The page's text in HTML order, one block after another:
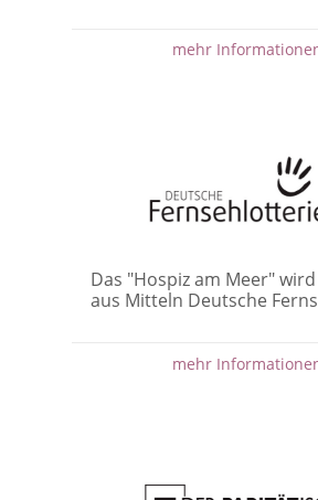
mehr
Das "Hospiz am Meer"
aus Mitteln Deutsche
mehr